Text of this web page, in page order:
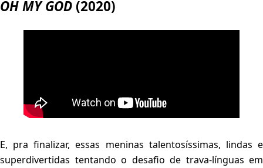
OH MY GOD (2020)
E, pra finalizar, essas meninas talentosíssimas, lindas e
superdivertidas tentando o desafio de trava-línguas em